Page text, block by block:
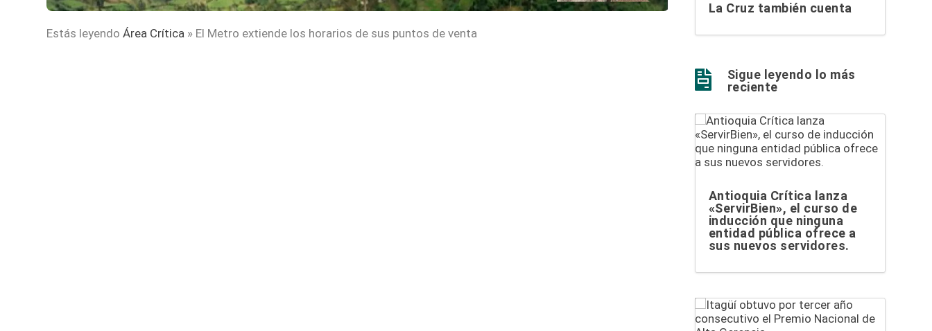
Estás leyendo Área Crítica » El Metro extiende los horarios de sus puntos de venta
La Cruz también cuenta

Sigue leyendo lo más
reciente
Antioquia Crítica lanza
«ServirBien», el curso de
inducción que ninguna
entidad pública ofrece a
sus nuevos servidores.